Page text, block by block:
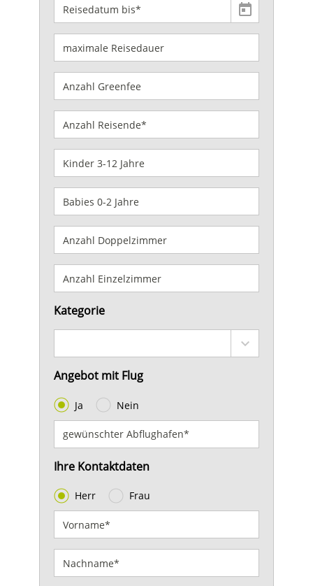
Kategorie
Angebot mit Flug
Ja Nein
Ihre Kontaktdaten
Herr Frau